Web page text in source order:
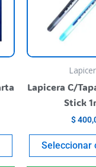
may
chosen
Lapicera C/
Stick
$
Seleccionar